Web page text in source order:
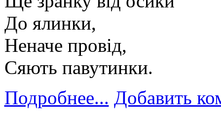
До ялинки,
Неначе провід,
Сяють павутинки.
Подробнее... Добавить